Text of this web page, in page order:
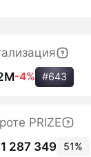
-4% #643
PRIZE
287 349
51%